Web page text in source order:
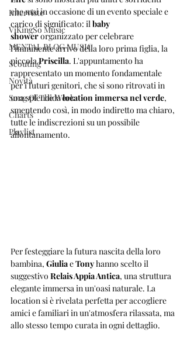
Interviste
ViKingSo Music
MENTAL BLOG MUSIC
Scouting
Novità
Song Of The Week
Charts
Playlist
che mai in occasione di un evento speciale e
carico di significato: il baby
shower organizzato per celebrare
l'imminente arrivo della loro prima figlia, la
piccola Priscilla. L'appuntamento ha
rappresentato un momento fondamentale
per i futuri genitori, che si sono ritrovati in
una splendida location immersa nel verde,
smentendo così, in modo indiretto ma chiaro,
tutte le indiscrezioni su un possibile
allontanamento.
Per festeggiare la futura nascita della loro
bambina, Giulia e Tony hanno scelto il
suggestivo Relais Appia Antica, una struttura
elegante immersa in un'oasi naturale. La
location si è rivelata perfetta per accogliere
amici e familiari in un'atmosfera rilassata, ma
allo stesso tempo curata in ogni dettaglio.